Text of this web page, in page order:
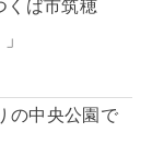
くば市筑穂
の中央公園で